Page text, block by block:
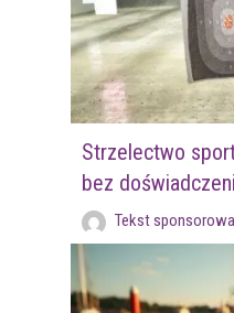
Strzelectwo
bez
Tekst